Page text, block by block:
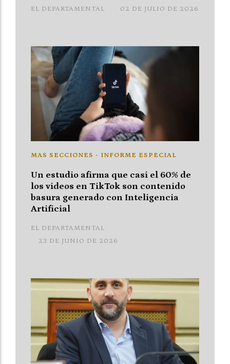
EL DEPARTAMENTAL 02 DE JULIO DE 2026
Un estudio afirma que casi el 60% de
los videos en TikTok son contenido
basura generado con Inteligencia
Artificial
EL DEPARTAMENTAL
MAS SECCIONES - INFORME ESPECIAL
23 DE JUNIO DE 2026